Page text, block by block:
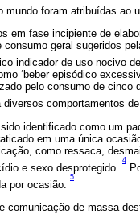
mundo foram atribuídas ao
em fase incipiente de
geral sugeridos
indicador de uso nocivo
‘beber episódico
pelo consumo de cinco
comportamentos
identificado como um
em uma única
como ressaca,
e sexo desprotegido.
4
por ocasião.
5
comunicação de massa